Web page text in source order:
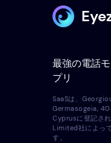
最強の電話
プリ
SaaSは、
Germasogeia,
Cyprusに登記さ
Limited社によっ
す。